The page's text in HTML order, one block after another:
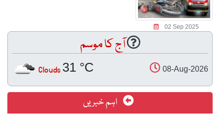
02 Sep 2025
آج کا موسم
08-Aug-2026
31 °C
Clouds
اہم خبریں